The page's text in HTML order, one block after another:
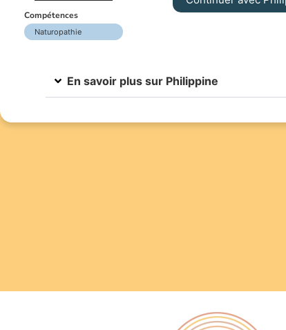
Compétences
Naturopathie
En savoir plus sur Philippine